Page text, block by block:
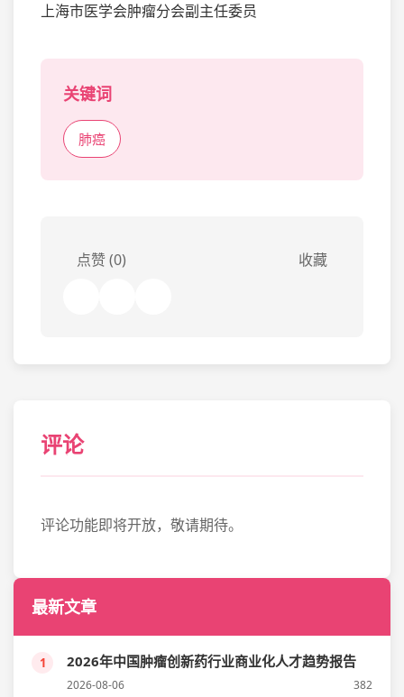
上海市医学会肿瘤分会副主任委员
关键词
肺癌
点赞 (0) 收藏
评论
评论功能即将开放，敬请期待。
最新文章
1 2026年中国肿瘤创新药行业商业化人才趋势报告
2026-08-06 382